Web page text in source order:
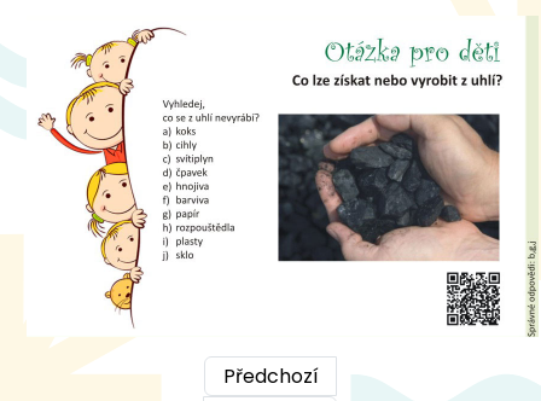
Předchozí